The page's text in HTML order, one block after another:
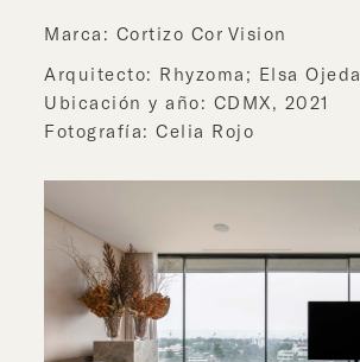
Marca: Cortizo Cor Vision
Arquitecto: Rhyzoma; Elsa Ojeda
Ubicación y año: CDMX, 2021
Fotografía: Celia Rojo